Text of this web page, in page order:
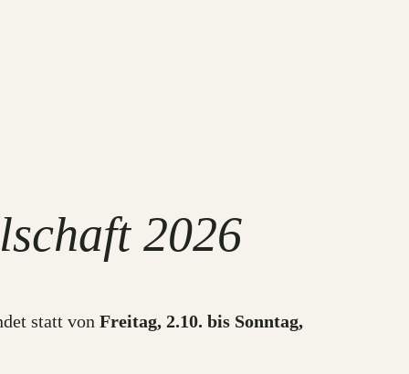
2026
statt von Freitag, 2.10. bis Sonntag,